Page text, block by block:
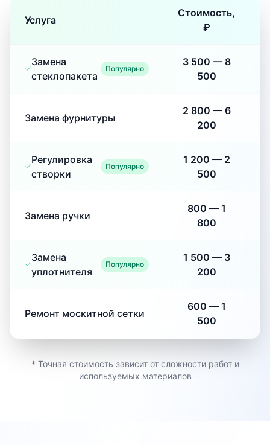
Услуга
Стоимость,
₽
Замена
стеклопакета
Популярно
3 500 — 8
500
Замена фурнитуры
2 800 — 6
200
Регулировка
створки
Популярно
1 200 — 2
500
Замена ручки
800 — 1
800
Замена
уплотнителя
Популярно
1 500 — 3
200
Ремонт москитной сетки
600 — 1
500
* Точная стоимость зависит от сложности работ и
используемых материалов